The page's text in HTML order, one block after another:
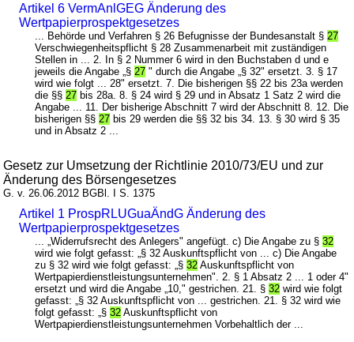
Artikel 6 VermAnlGEG Änderung des
Wertpapierprospektgesetzes
... Behörde und Verfahren § 26 Befugnisse der Bundesanstalt § 27
Verschwiegenheitspflicht § 28 Zusammenarbeit mit zuständigen
Stellen in ... 2. In § 2 Nummer 6 wird in den Buchstaben d und e
jeweils die Angabe „§ 27 " durch die Angabe „§ 32" ersetzt. 3. § 17
wird wie folgt ... 28" ersetzt. 7. Die bisherigen §§ 22 bis 23a werden
die §§ 27 bis 28a. 8. § 24 wird § 29 und in Absatz 1 Satz 2 wird die
Angabe ... 11. Der bisherige Abschnitt 7 wird der Abschnitt 8. 12. Die
bisherigen §§ 27 bis 29 werden die §§ 32 bis 34. 13. § 30 wird § 35
und in Absatz 2 ...
Gesetz zur Umsetzung der Richtlinie 2010/73/EU und zur
Änderung des Börsengesetzes
G. v. 26.06.2012 BGBl. I S. 1375
Artikel 1 ProspRLUGuaÄndG Änderung des
Wertpapierprospektgesetzes
... „Widerrufsrecht des Anlegers" angefügt. c) Die Angabe zu §32
wird wie folgt gefasst: „§ 32 Auskunftspflicht von ... c) Die Angabe
zu § 32 wird wie folgt gefasst: „§32 Auskunftspflicht von
Wertpapierdienstleistungsunternehmen". 2. § 1 Absatz 2 ... 1 oder 4"
ersetzt und wird die Angabe „10," gestrichen. 21. §32 wird wie folgt
gefasst: „§ 32 Auskunftspflicht von ... gestrichen. 21. § 32 wird wie
folgt gefasst: „§32 Auskunftspflicht von
Wertpapierdienstleistungsunternehmen Vorbehaltlich der ...